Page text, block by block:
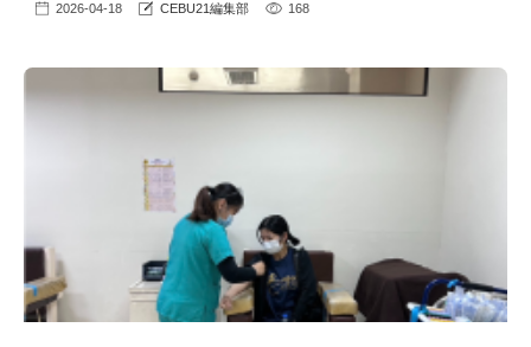
2026-04-18 CEBU21編集部 168